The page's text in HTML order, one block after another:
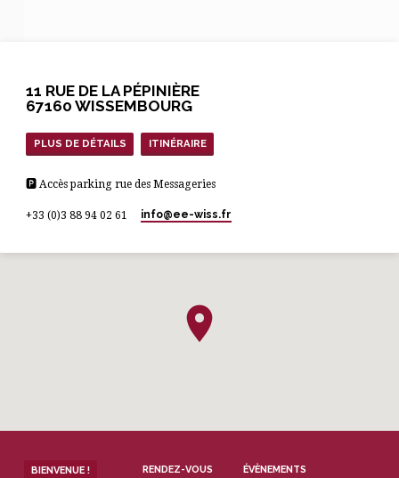
11 RUE DE LA PÉPINIÈRE
67160 WISSEMBOURG
PLUS DE DÉTAILS ITINÉRAIRE
🅿 Accès parking rue des Messageries
+33 (0)3 88 94 02 61 info​@ee-wiss.fr
BIENVENUE ! RENDEZ-VOUS ÉVÈNEMENTS